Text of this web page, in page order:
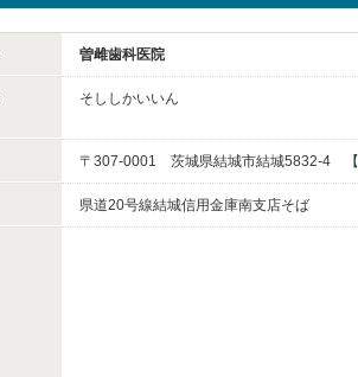
曽雌歯科医院
そししかいいん
〒307-0001 茨城県結城市結城5832-4 【
県道20号線結城信用金庫南支店そば